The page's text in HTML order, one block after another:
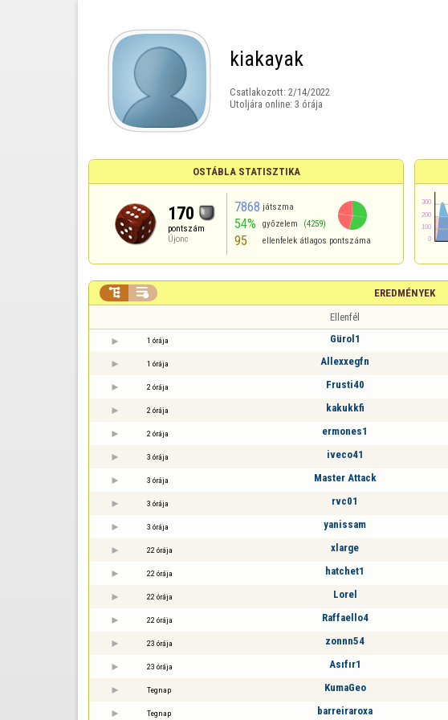
kiakayak
Csatlakozott: 2/14/2022
Utoljára online: 3 órája
OSTÁBLA STATISZTIKA
170
pontszám
Újonc
7868 játszma
54% győzelem (4259)
95 ellenfelek átlagos pontszáma
EREDMÉNYEK
 
Ellenfél
1 órája Gürol1
1 órája Allexxegfn
2 órája Frusti40
2 órája kakukkfi
2 órája ermones1
3 órája iveco41
3 órája Master Attack
3 órája rvc01
3 órája yanissam
22 órája xlarge
22 órája hatchet1
22 órája Lorel
22 órája Raffaello4
23 órája zonnn54
23 órája Asıfır1
Tegnap KumaGeo
Tegnap barreiraroxa